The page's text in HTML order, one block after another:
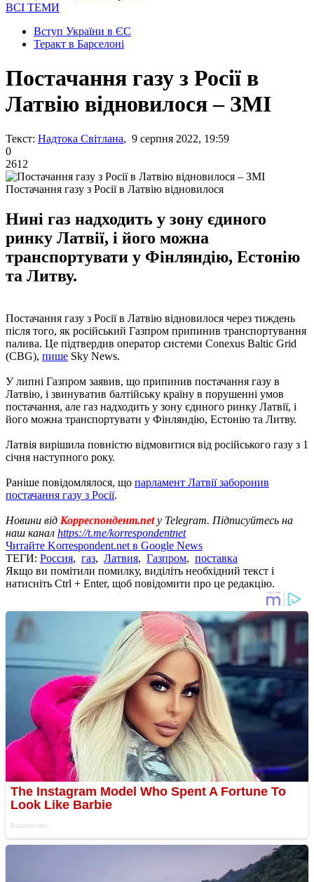
ВСІ ТЕМИ
Вступ України в ЄС
Теракт в Барселоні
Постачання газу з Росії в
Латвію відновилося – ЗМІ
Текст: Надтока Світлана, 9 серпня 2022, 19:59
0
2612
Постачання газу з Росії в Латвію відновилося
Нині газ надходить у зону єдиного
ринку Латвії, і його можна
транспортувати у Фінляндію, Естонію
та Литву.
Постачання газу з Росії в Латвію відновилося через тиждень
після того, як російський Газпром припинив транспортування
палива. Це підтвердив оператор системи Conexus Baltic Grid
(CBG), пише Sky News.
У липні Газпром заявив, що припинив постачання газу в
Латвію, і звинуватив балтійську країну в порушенні умов
постачання, але газ надходить у зону єдиного ринку Латвії, і
його можна транспортувати у Фінляндію, Естонію та Литву.
Латвія вирішила повністю відмовитися від російського газу з 1
січня наступного року.
Раніше повідомлялося, що парламент Латвії заборонив
постачання газу з Росії.
Новини від Корреспондент.netу Telegram. Підписуйтесь на
наш канал https://t.me/korrespondentnet
Читайте Korrespondent.net в Google News
ТЕГИ: Россия, газ, Латвия, Газпром, поставка
Якщо ви помітили помилку, виділіть необхідний текст і
натисніть Ctrl + Enter, щоб повідомити про це редакцію.